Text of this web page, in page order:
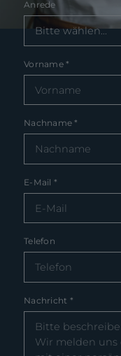
Anrede
Vorname*
Nachname*
E-Mail *
Telefon
Nachricht *